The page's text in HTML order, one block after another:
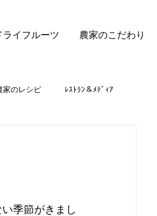
ライフルーツ 農家のこだわり
家のレシピ ﾚｽﾄﾗﾝ＆ﾒﾃﾞｨｱ
季節がきまし